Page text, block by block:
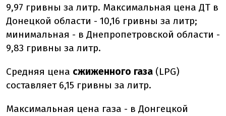
9,97 гривны за литр. Максимальная цена ДТ в
Донецкой области - 10,16 гривны за литр;
минимальная - в Днепропетровской области -
9,83 гривны за литр.
Средняя цена сжиженного газа (LPG)
составляет 6,15 гривны за литр.
Максимальная цена газа - в Донгецкой